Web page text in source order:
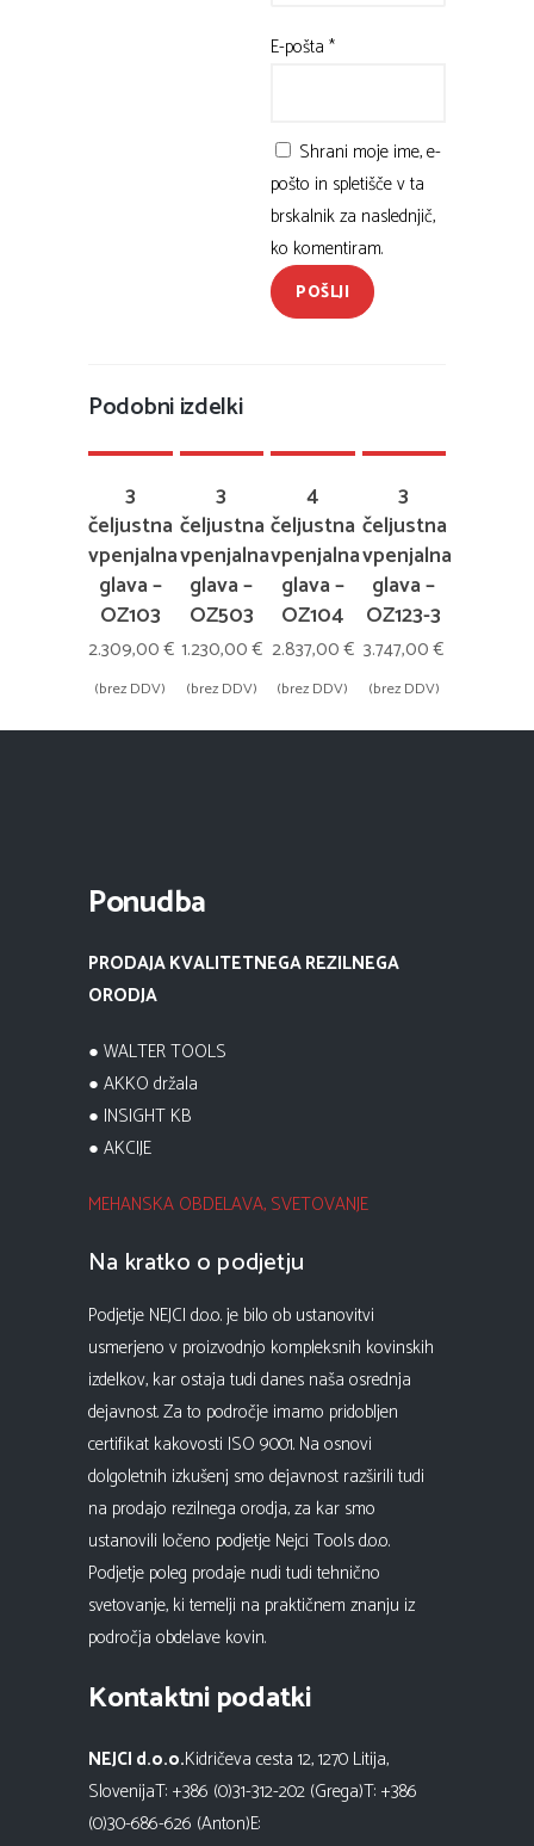
E-pošta *
Shrani moje ime, e-
pošto in spletišče v ta
brskalnik za naslednjič,
ko komentiram.
POŠLJI
Podobni izdelki
KOŠARICO
3
čeljustna
vpenjalna
glava –
OZ103
2.309,00€
(brez DDV)
KOŠARICO
3
čeljustna
vpenjalna
glava –
OZ503
1.230,00€
(brez DDV)
KOŠARICO
4
čeljustna
vpenjalna
glava –
OZ104
2.837,00€
(brez DDV)
3
čeljustna
vpenjalna
glava –
OZ123-3
3.747,00€
(brez DDV)
Ponudba
PRODAJA KVALITETNEGA REZILNEGA
ORODJA
● WALTER TOOLS
● AKKO držala
● INSIGHT KB
● AKCIJE
MEHANSKA OBDELAVA, SVETOVANJE
Na kratko o podjetju
Podjetje NEJCI d.o.o. je bilo ob ustanovitvi
usmerjeno v proizvodnjo kompleksnih kovinskih
izdelkov, kar ostaja tudi danes naša osrednja
dejavnost. Za to področje imamo pridobljen
certifikat kakovosti ISO 9001. Na osnovi
dolgoletnih izkušenj smo dejavnost razširili tudi
na prodajo rezilnega orodja, za kar smo
ustanovili ločeno podjetje Nejci Tools d.o.o.
Podjetje poleg prodaje nudi tudi tehnično
svetovanje, ki temelji na praktičnem znanju iz
področja obdelave kovin.
Kontaktni podatki
NEJCI d.o.o.Kidričeva cesta 12, 1270 Litija,
SlovenijaT: +386 (0)31-312-202 (Grega)T: +386
(0)30-686-626 (Anton)E: